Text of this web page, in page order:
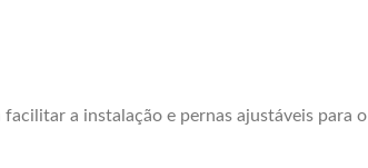
a instalação e pernas ajustáveis para o